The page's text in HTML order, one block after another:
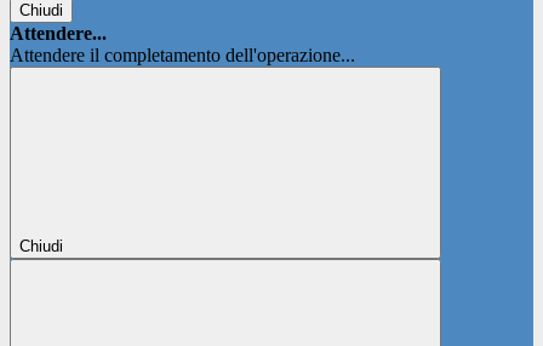
Chiudi
Attendere...
Attendere il completamento dell'operazione...
Chiudi